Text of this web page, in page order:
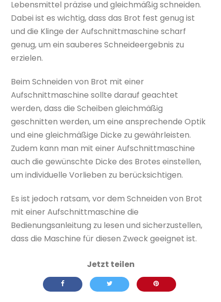
Lebensmittel präzise und gleichmäßig schneiden.
Dabei ist es wichtig, dass das Brot fest genug ist
und die Klinge der Aufschnittmaschine scharf
genug, um ein sauberes Schneideergebnis zu
erzielen.
Beim Schneiden von Brot mit einer
Aufschnittmaschine sollte darauf geachtet
werden, dass die Scheiben gleichmäßig
geschnitten werden, um eine ansprechende Optik
und eine gleichmäßige Dicke zu gewährleisten.
Zudem kann man mit einer Aufschnittmaschine
auch die gewünschte Dicke des Brotes einstellen,
um individuelle Vorlieben zu berücksichtigen.
Es ist jedoch ratsam, vor dem Schneiden von Brot
mit einer Aufschnittmaschine die
Bedienungsanleitung zu lesen und sicherzustellen,
dass die Maschine für diesen Zweck geeignet ist.